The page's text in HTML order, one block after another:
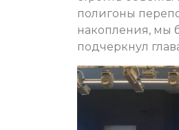
полигоны
накопления, мы
подчеркнул